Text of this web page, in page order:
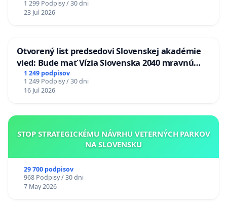
1 299 Podpisy / 30 dni
23 Jul 2026
Otvorený list predsedovi Slovenskej akadémie
vied: Bude mať Vízia Slovenska 2040 mravnú
chrbticu?
1 249 podpisov
1 249 Podpisy / 30 dni
16 Jul 2026
STOP STRATEGICKÉMU NÁVRHU VETERNÝCH PARKOV
NA SLOVENSKU
29 700 podpisov
968 Podpisy / 30 dni
7 May 2026